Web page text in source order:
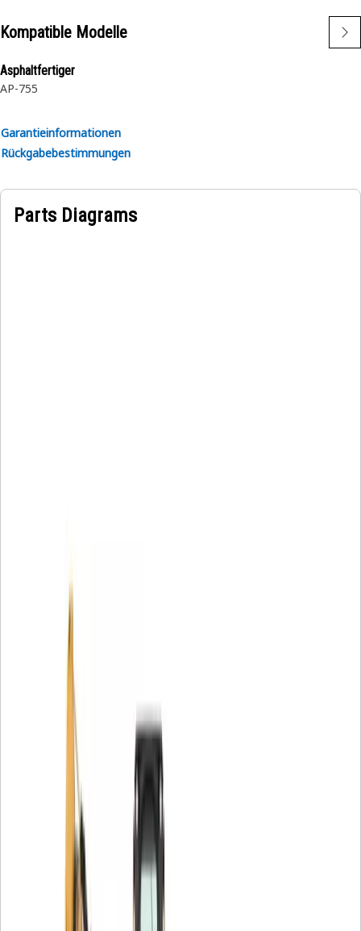
Kompatible Modelle
Asphaltfertiger
AP-755
Garantieinformationen
Rückgabebestimmungen
Parts Diagrams